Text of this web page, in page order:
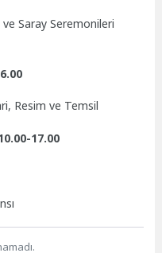
Saray Seremonileri
Resim ve Temsil
17.00